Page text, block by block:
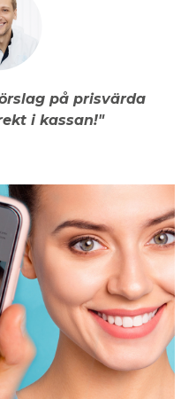
på prisvärda
i kassan!"